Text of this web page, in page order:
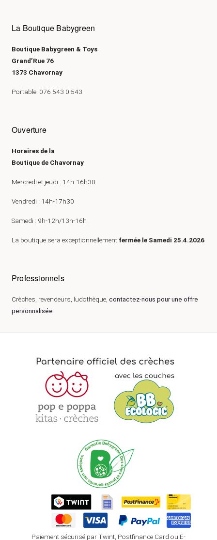
La Boutique Babygreen
Boutique Babygreen & Toys
Grand’Rue 76
1373 Chavornay
Portable: 076 543 0 543
Ouverture
Horaires de la
Boutique de Chavornay
Mercredi et jeudi : 14h-16h30
Vendredi : 14h-17h30
Samedi : 9h-12h/13h-16h
La boutique sera exceptionnellement fermée le Samedi 25.4.2026
Professionnels
Crèches, revendeurs, ludothèque, contactez-nous pour une offre
personnalisée
Paiement sécurisé par Twint, Postfinance Card ou E-